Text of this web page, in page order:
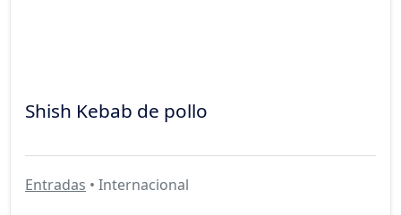
Shish Kebab de pollo
Entradas • Internacional